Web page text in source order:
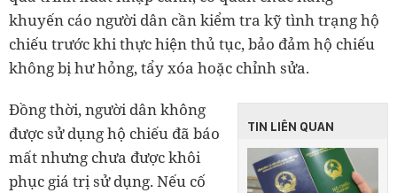
khuyến cáo người dân cần kiểm tra kỹ tình trạng hộ
chiếu trước khi thực hiện thủ tục, bảo đảm hộ chiếu
không bị hư hỏng, tẩy xóa hoặc chỉnh sửa.
TIN LIÊN QUAN
Đồng thời, người dân không
được sử dụng hộ chiếu đã báo
mất nhưng chưa được khôi
phục giá trị sử dụng. Nếu cố